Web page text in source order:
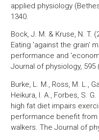
applied physiology
1340.
Bock, J. M. & Kruse, N. T.
Eating 'against the grain'
performance and
Journal of physiology, 595
Burke, L. M., Ross, M. L.,
Heikura, I. A., Forbes, S.
high fat diet impairs
performance benefit
walkers. The Journal of